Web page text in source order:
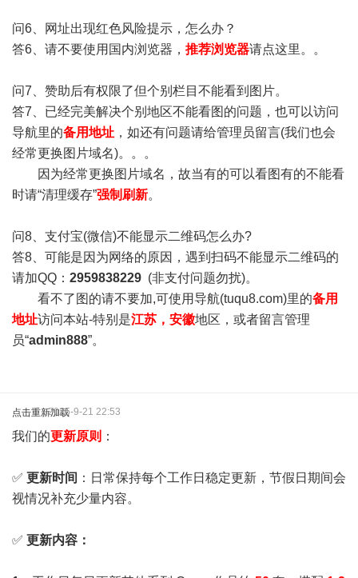
问6、网址出现红色风险提示，怎么办？
答6、请不要使用国内浏览器， 推荐浏览器请点这里。。
问7、赞助后有权限了但个别栏目不能看到图片。
答7、已经完美解决个别地区不能看图的问题，也可以访问
导航里的备用地址 ，如还有问题请给管理员留言(我们也会
经常更换图片域名)。。。
因为经常更换图片域名，故当有的可以看图有的不能看
时请“清理缓存”强制刷新。
问8、支付宝(微信)不能显示二维码怎么办?
答8、可能是因为网络的原因，遇到扫码不能显示二维码的
请加QQ： 2959838229 (非支付问题勿扰)。
看不了图的请不要加,可使用导航(tuqu8.com)里的备用
地址访问本站-特别是江苏，安徽地区，或者留言管理
员“admin888”。
点击重新加载2025-9-21 22:53
我们的更新原则 ：
✅ 更新时间 ：日常保持每个工作日稳定更新，节假日期间会
视情况补充少量内容。
✅ 更新内容：